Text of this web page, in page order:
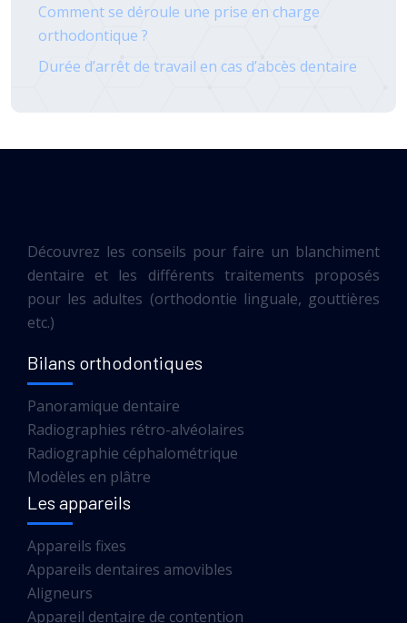
Comment se déroule une prise en charge
orthodontique ?
Durée d’arrêt de travail en cas d’abcès dentaire
Découvrez les conseils pour faire un blanchiment
dentaire et les différents traitements proposés
pour les adultes (orthodontie linguale, gouttières
etc.)
Bilans orthodontiques
Panoramique dentaire
Radiographies rétro-alvéolaires
Radiographie céphalométrique
Modèles en plâtre
Les appareils
Appareils fixes
Appareils dentaires amovibles
Aligneurs
Appareil dentaire de contention